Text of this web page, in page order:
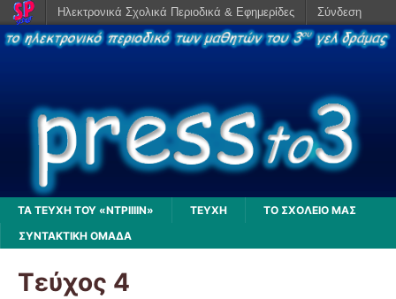
ΤΑ ΤΕΥΧΗ ΤΟΥ «ΝΤΡΙΙΙΙΝ» ΤΕΥΧΗ
ΤΟ ΣΧΟΛΕΙΟ ΜΑΣ
ΣΥΝΤΑΚΤΙΚΗ ΟΜΑΔΑ
Τεύχος 4
Ηλεκτρονικά Σχολικά Περιοδικά & Εφημερίδες Σύνδεση